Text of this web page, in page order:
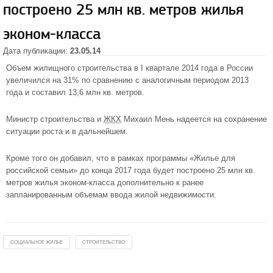
построено 25 млн кв. метров жилья
эконом-класса
Дата публикации: 23.05.14
Объем жилищного строительства в I квартале 2014 года в России
увеличился на 31% по сравнению с аналогичным периодом 2013
года и составил 13,6 млн кв. метров.
Министр строительства и ЖКХ Михаил Мень надеется на сохранение
ситуации роста и в дальнейшем.
Кроме того он добавил, что в рамках программы «Жилье для
российской семьи» до конца 2017 года будет построено 25 млн кв.
метров жилья эконом-классадополнительно к ранее
запланированным объемам ввода жилой недвижимости.
СОЦИАЛЬНОЕ ЖИЛЬЕ СТРОИТЕЛЬСТВО